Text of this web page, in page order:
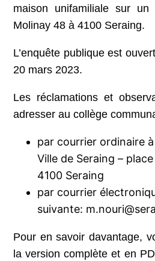
maison unifamiliale sur
Molinay 48 à 4100 Seraing.
L’enquête publique est
20 mars 2023.
Les réclamations et
adresser au collège
par courrier ordinaire à
Ville de Seraing –
4100 Seraing
par courrier
suivante:
Pour en savoir davantage,
la version complète et en